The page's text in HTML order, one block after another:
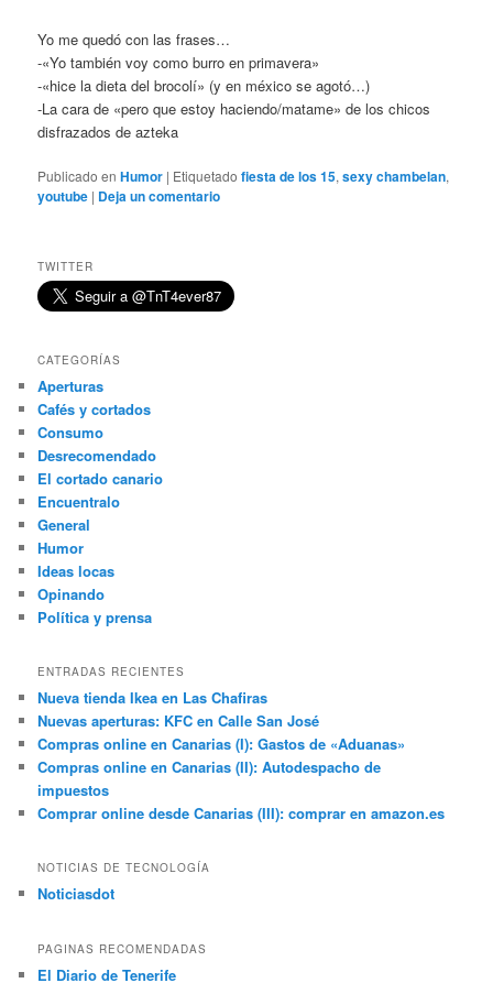
Yo me quedó con las frases…
-«Yo también voy como burro en primavera»
-«hice la dieta del brocolí» (y en méxico se agotó…)
-La cara de «pero que estoy haciendo/matame» de los chicos
disfrazados de azteka
Publicado en Humor | Etiquetado fiesta de los 15,sexy chambelan,
youtube | Deja un comentario
TWITTER
CATEGORÍAS
Aperturas
Cafés y cortados
Consumo
Desrecomendado
El cortado canario
Encuentralo
General
Humor
Ideas locas
Opinando
Política y prensa
ENTRADAS RECIENTES
Nueva tienda Ikea en Las Chafiras
Nuevas aperturas: KFC en Calle San José
Compras online en Canarias (I): Gastos de «Aduanas»
Compras online en Canarias (II): Autodespacho de
impuestos
Comprar online desde Canarias (III): comprar en amazon.es
NOTICIAS DE TECNOLOGÍA
Noticiasdot
PAGINAS RECOMENDADAS
El Diario de Tenerife